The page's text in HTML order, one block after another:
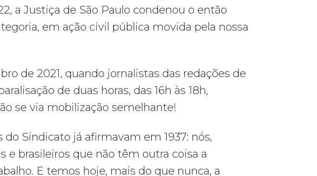
a Justiça de São Paulo condenou o então
em ação civil pública movida pela nossa
de 2021, quando jornalistas das redações de
de duas horas, das 16h às 18h,
se via mobilização semelhante!
Sindicato já afirmavam em 1937: nós,
e brasileiros que não têm outra coisa a
E temos hoje, mais do que nunca, a